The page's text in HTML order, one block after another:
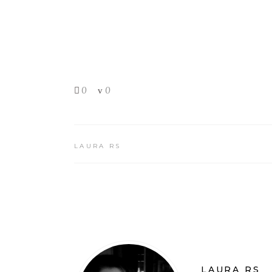
0 0
LAURA RS
LAURA RS